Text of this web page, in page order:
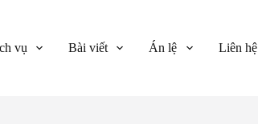
vụ Bài viết Án lệ Liên hệ